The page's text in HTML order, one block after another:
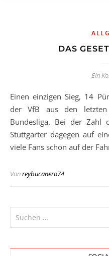
DAS
Ein
Einen einzigen Sieg, 14 Pünktchen und 20:42 Tore holte
der VfB aus den
Bundesliga. Bei der Zahl
Stuttgarter dagegen auf
viele Fans schon auf der
Vonreybucanero74